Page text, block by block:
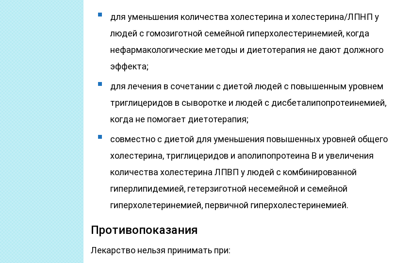
для уменьшения количества холестерина и холестерина/ЛПНП у
людей с гомозиготной семейной гиперхолестеринемией, когда
нефармакологические методы и диетотерапия не дают должного
эффекта;
для лечения в сочетании с диетой людей с повышенным уровнем
триглицеридов в сыворотке и людей с дисбеталипопротеинемией,
когда не помогает диетотерапия;
совместно с диетой для уменьшения повышенных уровней общего
холестерина, триглицеридов и аполипопротеина В и увеличения
количества холестерина ЛПВП у людей с комбинированной
гиперлипидемией, гетерзиготной несемейной и семейной
гиперхолетеринемией, первичной гиперхолестеринемией.
Противопоказания
Лекарство нельзя принимать при: